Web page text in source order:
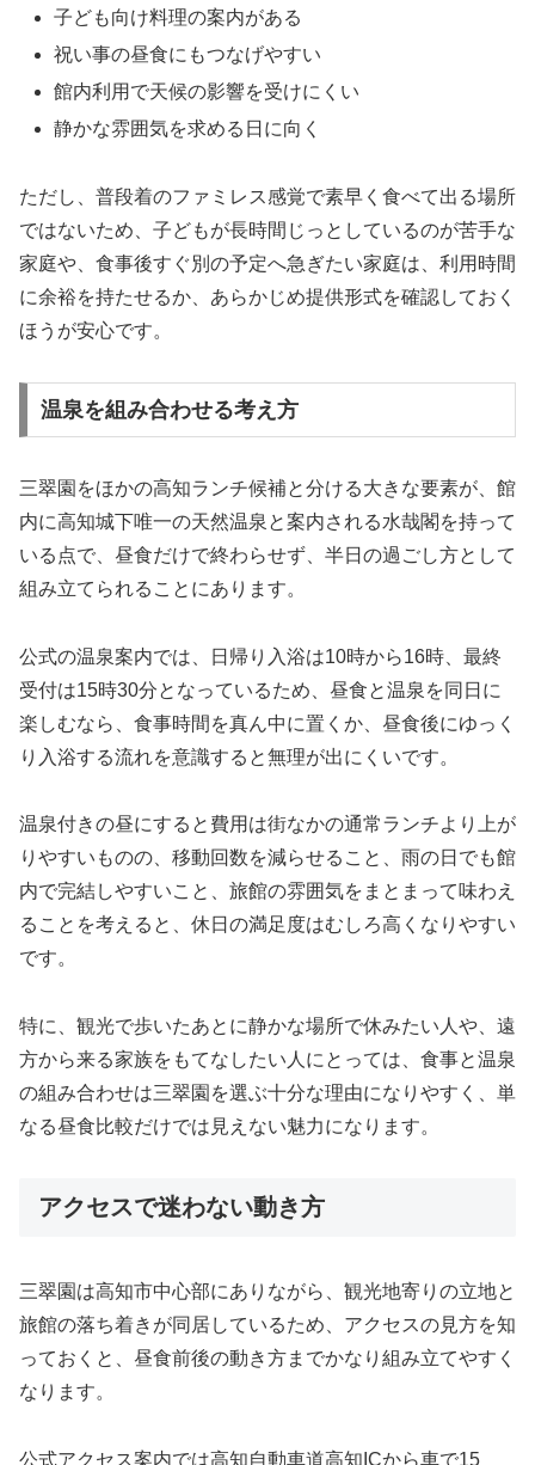
子ども向け料理の案内がある
祝い事の昼食にもつなげやすい
館内利用で天候の影響を受けにくい
静かな雰囲気を求める日に向く
ただし、普段着のファミレス感覚で素早く食べて出る場所
ではないため、子どもが長時間じっとしているのが苦手な
家庭や、食事後すぐ別の予定へ急ぎたい家庭は、利用時間
に余裕を持たせるか、あらかじめ提供形式を確認しておく
ほうが安心です。
温泉を組み合わせる考え方
三翠園をほかの高知ランチ候補と分ける大きな要素が、館
内に高知城下唯一の天然温泉と案内される水哉閣を持って
いる点で、昼食だけで終わらせず、半日の過ごし方として
組み立てられることにあります。
公式の温泉案内では、日帰り入浴は10時から16時、最終
受付は15時30分となっているため、昼食と温泉を同日に
楽しむなら、食事時間を真ん中に置くか、昼食後にゆっく
り入浴する流れを意識すると無理が出にくいです。
温泉付きの昼にすると費用は街なかの通常ランチより上が
りやすいものの、移動回数を減らせること、雨の日でも館
内で完結しやすいこと、旅館の雰囲気をまとまって味わえ
ることを考えると、休日の満足度はむしろ高くなりやすい
です。
特に、観光で歩いたあとに静かな場所で休みたい人や、遠
方から来る家族をもてなしたい人にとっては、食事と温泉
の組み合わせは三翠園を選ぶ十分な理由になりやすく、単
なる昼食比較だけでは見えない魅力になります。
アクセスで迷わない動き方
三翠園は高知市中心部にありながら、観光地寄りの立地と
旅館の落ち着きが同居しているため、アクセスの見方を知
っておくと、昼食前後の動き方までかなり組み立てやすく
なります。
公式アクセス案内では高知自動車道高知ICから車で15